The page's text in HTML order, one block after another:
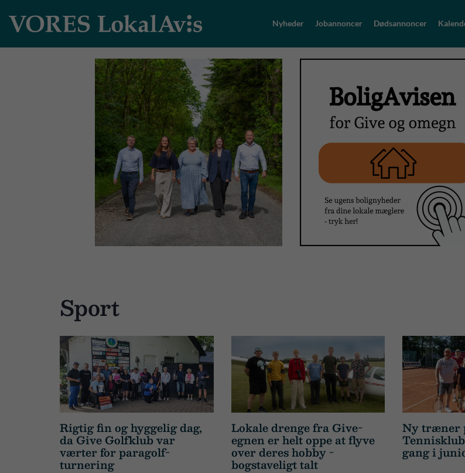
Nyheder Jobannoncer Dødsannoncer
Sport
Rigtig fin og hyggelig dag,
da Give Golfklub var
værter for paragolf-
turnering
Lokale drenge fra Give-
egnen er helt oppe at flyve
over deres hobby -
bogstaveligt talt
Ny træner
gang i